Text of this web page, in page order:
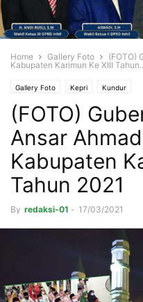
Home Gallery Foto
(FOTO)
Kabupaten Karimun Ke XIII
Gallery Foto Kepri Kundur
(FOTO)
Ansar
Kabupaten
Tahun 2021
By redaksi-01 - 17/03/2021